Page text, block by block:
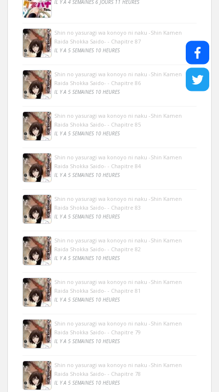
IL Y A 4 SEMAINES 6 JOURS 11 HEURES
Shin no yasuragi wa konoyo ni naku -Shin Kamen
Raida Shokka Saido- - Chapitre 87
IL Y A 5 SEMAINES 10 HEURES
Shin no yasuragi wa konoyo ni naku -Shin Kamen
Raida Shokka Saido- - Chapitre 86
IL Y A 5 SEMAINES 10 HEURES
Shin no yasuragi wa konoyo ni naku -Shin Kamen
Raida Shokka Saido- - Chapitre 85
IL Y A 5 SEMAINES 10 HEURES
Shin no yasuragi wa konoyo ni naku -Shin Kamen
Raida Shokka Saido- - Chapitre 84
IL Y A 5 SEMAINES 10 HEURES
Shin no yasuragi wa konoyo ni naku -Shin Kamen
Raida Shokka Saido- - Chapitre 83
IL Y A 5 SEMAINES 10 HEURES
Shin no yasuragi wa konoyo ni naku -Shin Kamen
Raida Shokka Saido- - Chapitre 82
IL Y A 5 SEMAINES 10 HEURES
Shin no yasuragi wa konoyo ni naku -Shin Kamen
Raida Shokka Saido- - Chapitre 81
IL Y A 5 SEMAINES 10 HEURES
Shin no yasuragi wa konoyo ni naku -Shin Kamen
Raida Shokka Saido- - Chapitre 79
IL Y A 5 SEMAINES 10 HEURES
Shin no yasuragi wa konoyo ni naku -Shin Kamen
Raida Shokka Saido- - Chapitre 78
IL Y A 5 SEMAINES 10 HEURES